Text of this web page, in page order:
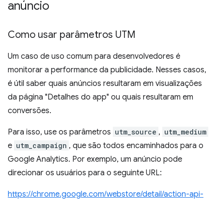
anúncio
Como usar parâmetros UTM
Um caso de uso comum para desenvolvedores é
monitorar a performance da publicidade. Nesses casos,
é útil saber quais anúncios resultaram em visualizações
da página "Detalhes do app" ou quais resultaram em
conversões.
Para isso, use os parâmetros utm_source , utm_medium
e utm_campaign , que são todos encaminhados para o
Google Analytics. Por exemplo, um anúncio pode
direcionar os usuários para o seguinte URL:
https://chrome.google.com/webstore/detail/action-api-